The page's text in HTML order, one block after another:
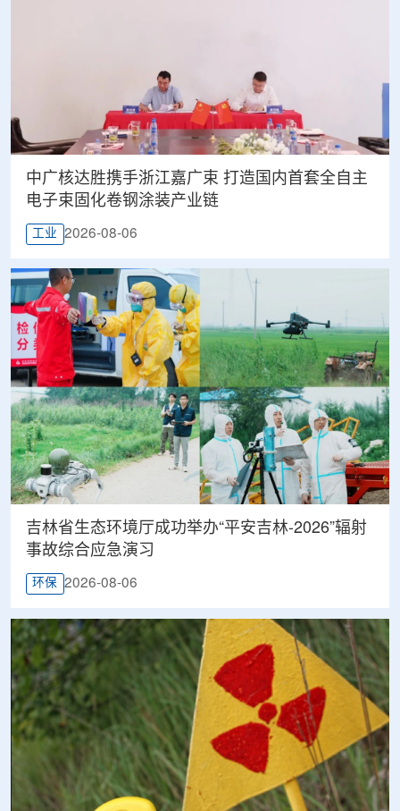
中广核达胜携手浙江嘉广束 打造国内首套全自主
电子束固化卷钢涂装产业链
工业 2026-08-06
吉林省生态环境厅成功举办“平安吉林-2026”辐射
事故综合应急演习
环保 2026-08-06